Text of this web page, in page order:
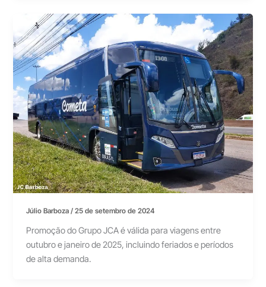
Júlio Barboza/25 de setembro de 2024
Promoção do Grupo JCA é válida para viagens entre
outubro e janeiro de 2025, incluindo feriados e períodos
de alta demanda.